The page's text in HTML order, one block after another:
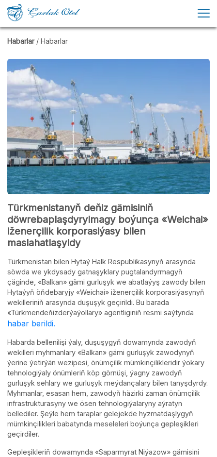
Habarlar / Habarlar
Türkmenistanyň deňiz gämisiniň
döwrebaplaşdyrylmagy boýunça «Weichai»
iženerçilik korporasiýasy bilen
maslahatlaşyldy
Türkmenistan bilen Hytaý Halk Respublikasynyň arasynda
söwda we ykdysady gatnaşyklary pugtalandyrmagyň
çäginde, «Balkan» gämi gurluşyk we abatlaýyş zawody bilen
Hytaýyň öňdebaryjy «Weichai» iženerçilik korporasiýasynyň
wekilleriniň arasynda duşuşyk geçirildi. Bu barada
«Türkmendeňizderýaýollary» agentliginiň resmi saýtynda
habar berildi.
Habarda bellenilişi ýaly, duşuşygyň dowamynda zawodyň
wekilleri myhmanlary «Balkan» gämi gurluşyk zawodynyň
ýerine ýetirýän wezipesi, önümçilik mümkinçilikleridir ýokary
tehnologiýaly önümleriň köp görnüşi, ýagny zawodyň
gurluşyk sehlary we gurluşyk meýdançalary bilen tanyşdyrdy.
Myhmanlar, esasan hem, zawodyň häzirki zaman önümçilik
infrastrukturasyny we ösen tehnologiýalaryny aýratyn
bellediler. Şeýle hem taraplar gelejekde hyzmatdaşlygyň
mümkinçilikleri babatynda meseleleri boýunça gepleşikleri
geçirdiler.
Gepleşikleriň dowamynda «Saparmyrat Niýazow» gämisini